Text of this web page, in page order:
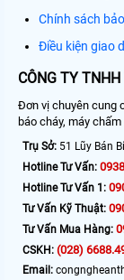
Chính sách
Điều kiện giao
CÔNG TY
Đơn vị chuyên cung
báo cháy, máy
Trụ Sở: 51 Lũy Bán
Hotline Tư Vấn:
Hotline Tư Vấn 1:
Tư Vấn Kỹ Thuật:
Tư Vấn Mua Hàng:
CSKH: (028)
Email: